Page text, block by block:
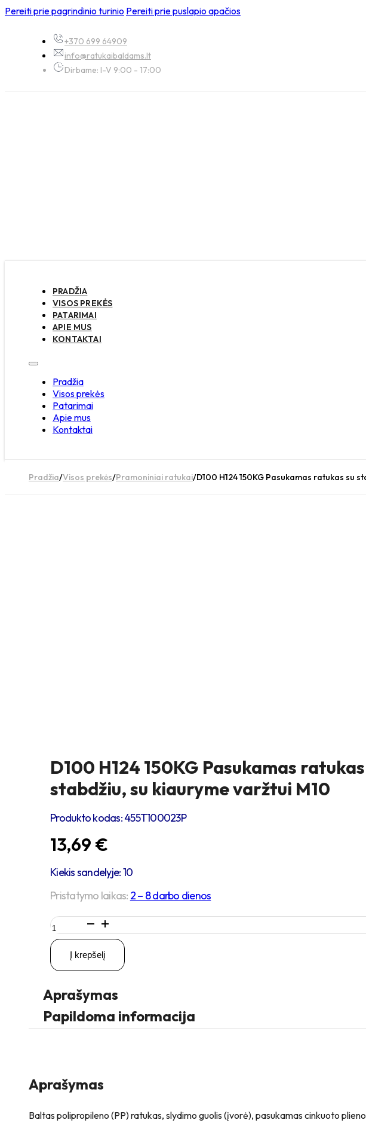
Pereiti prie pagrindinio turinio Pereiti prie puslapio apačios
+370 699 64909
info@ratukaibaldams.lt
Dirbame: I-V 9:00 - 17:00
PRADŽIA
VISOS PREKĖS
PATARIMAI
APIE MUS
KONTAKTAI
Pradžia
Visos prekės
Patarimai
Apie mus
Kontaktai
Pradžia/Visos prekės/Pramoniniai ratukai/D100 H124 150KG Pasukamas ratukas su
D100 H124 150KG Pasukamas
stabdžiu, su kiauryme varžtui M10
Produkto kodas:455T100023P
13,69 €
Kiekis sandelyje: 10
Pristatymo laikas: 2 – 8 darbo dienos
produkto
kiekis:
D100
H124
150KG
ratukas
su
stabdžiu,
su
Į krepšelį
Aprašymas
Papildoma informacija
Aprašymas
Baltas polipropileno (PP) ratukas, slydimo guolis (įvorė), pasukamas cinkuoto